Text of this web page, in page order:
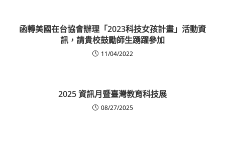
函轉美國在台協會辦理「2023科技女孩計畫」活動資
訊，請貴校鼓勵師生踴躍參加
11/04/2022
2025 資訊月暨臺灣教育科技展
08/27/2025